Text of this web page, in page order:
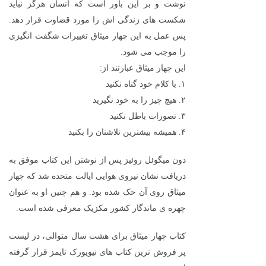
نوشت و بر این باور است که انسان هرگز نباید
شکست های زندگی اش را مورد قضاوت قرار دهد.
پس عمل به این چهار میثاق تغییرات شگفت انگیزی
را موجب می شود.
این چهار میثاق عبارتند از:
۱. با کلام خود گناه نکنید
۲. هیچ چیز را به خود نگیرید
۳. تصورات باطل نکنید
۴. همیشه بیشترین تلاشتان را بکنید
دون میگوئل روئیز پس از نوشتن این کتاب موفق به
دریافت نشان نیروی هوایی ایالت متحده شد که چهار
میثاق روی آن حک شده بود. و هم چنین او به عنوان
چهره ی ماندگار کشور مکزیک معرفی شده است.
کتاب چهار میثاق برای هشت سال متوالی، در لیست
پر فروش ترین کتاب های نیویورک تایمز قرار گرفته